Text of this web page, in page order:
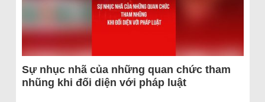
Sự nhục nhã của những quan chức tham
nhũng khi đối diện với pháp luật